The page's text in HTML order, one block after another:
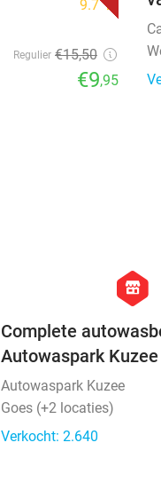
9.7star
Regulier €15,50
€9,95
hexagon
store
Complete
Autowaspark Kuzee
Autowaspark Kuzee
Goes (+2 locaties)
Verkocht: 2.640